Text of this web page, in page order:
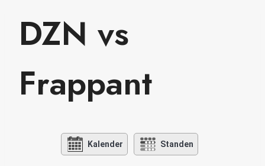
DZN vs
Frappant
Kalender Standen